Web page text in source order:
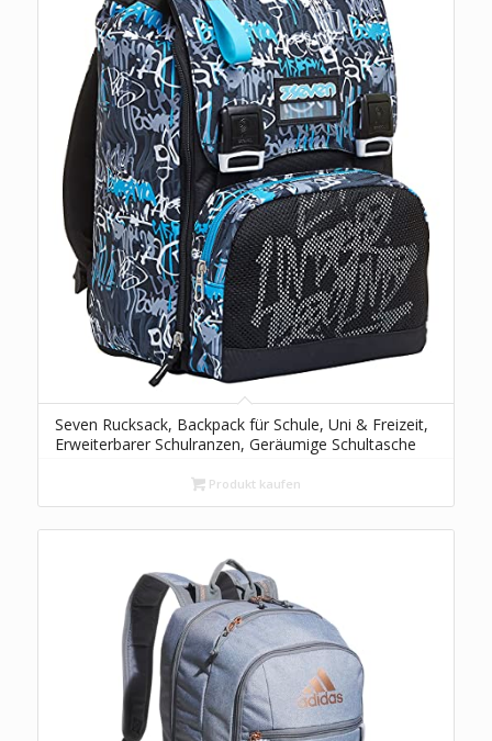
Seven Rucksack, Backpack für Schule, Uni & Freizeit,
Erweiterbarer Schulranzen, Geräumige Schultasche
Produkt kaufen